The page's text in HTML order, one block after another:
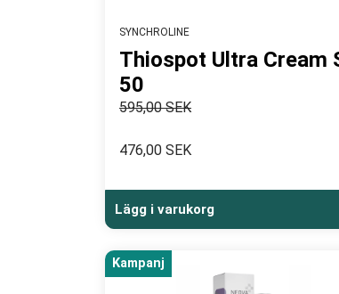
SYNCHROLINE
Thiospot Ultra Cream
50
595,00 SEK
476,00 SEK
Lägg i varukorg
Kampanj